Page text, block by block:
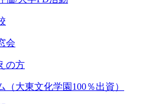
会
の方
（大東文化学園100％出資）